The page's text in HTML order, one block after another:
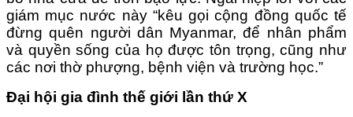
giám mục nước này “kêu gọi cộng đồng quốc tế
đừng quên người dân Myanmar, để nhân phẩm
và quyền sống của họ được tôn trọng, cũng như
các nơi thờ phượng, bệnh viện và trường học.”
Đại hội gia đình thế giới lần thứ X